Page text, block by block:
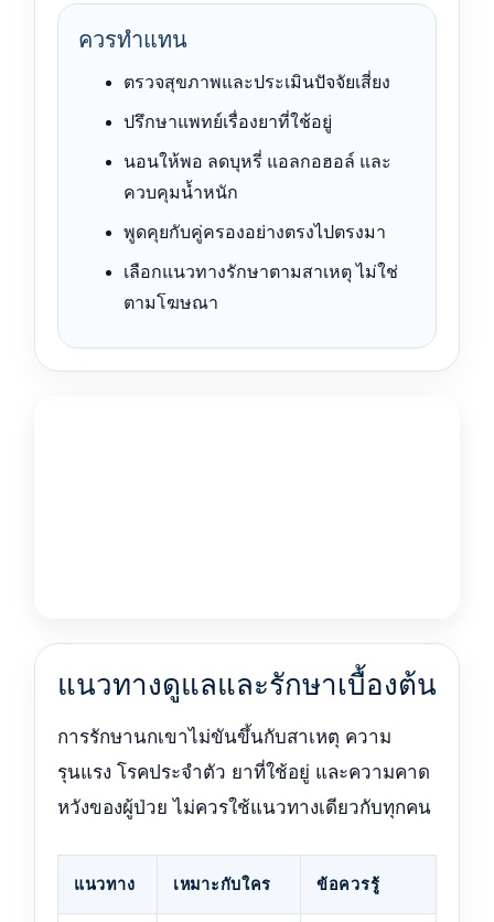
ควรทำแทน
ตรวจสุขภาพและประเมินปัจจัยเสี่ยง
ปรึกษาแพทย์เรื่องยาที่ใช้อยู่
นอนให้พอ ลดบุหรี่ แอลกอฮอล์ และ
ควบคุมน้ำหนัก
พูดคุยกับคู่ครองอย่างตรงไปตรงมา
เลือกแนวทางรักษาตามสาเหตุ ไม่ใช่
ตามโฆษณา
แนวทางดูแลและรักษาเบื้องต้น
การรักษานกเขาไม่ขันขึ้นกับสาเหตุ ความ
รุนแรง โรคประจำตัว ยาที่ใช้อยู่ และความคาด
หวังของผู้ป่วย ไม่ควรใช้แนวทางเดียวกับทุกคน
แนวทาง เหมาะกับใคร ข้อควรรู้